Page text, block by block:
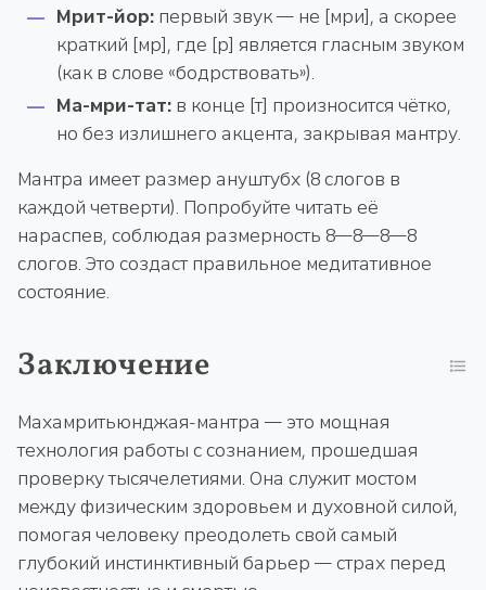
Мрит-йор: первый звук — не [мри], а скорее
краткий [мр], где [р] является гласным звуком
(как в слове «бодрствовать»).
Ма-мри-тат: в конце [т] произносится чётко,
но без излишнего акцента, закрывая мантру.
Мантра имеет размер ануштубх (8 слогов в
каждой четверти). Попробуйте читать её
нараспев, соблюдая размерность 8—8—8—8
слогов. Это создаст правильное медитативное
состояние.
Заключение
Махамритьюнджая-мантра — это мощная
технология работы с сознанием, прошедшая
проверку тысячелетиями. Она служит мостом
между физическим здоровьем и духовной силой,
помогая человеку преодолеть свой самый
глубокий инстинктивный барьер — страх перед